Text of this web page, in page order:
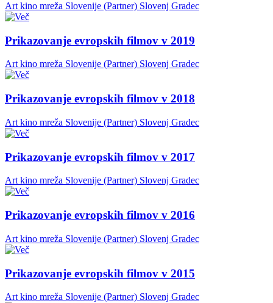
Art kino mreža Slovenije (Partner) Slovenj Gradec
Prikazovanje evropskih filmov v 2019
Art kino mreža Slovenije (Partner) Slovenj Gradec
Prikazovanje evropskih filmov v 2018
Art kino mreža Slovenije (Partner) Slovenj Gradec
Prikazovanje evropskih filmov v 2017
Art kino mreža Slovenije (Partner) Slovenj Gradec
Prikazovanje evropskih filmov v 2016
Art kino mreža Slovenije (Partner) Slovenj Gradec
Prikazovanje evropskih filmov v 2015
Art kino mreža Slovenije (Partner) Slovenj Gradec